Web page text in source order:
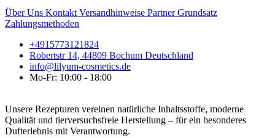
Über Uns Kontakt Versandhinweise PartnerGrundsatz
Zahlungsmethoden
+4915773121824
Robertstr 14, 44809 Bochum Deutschland
info@lilyum-cosmetics.de
Mo-Fr: 10:00 - 18:00
Unsere Rezepturen vereinen natürliche Inhaltsstoffe, moderne
Qualität und tierversuchsfreie Herstellung – für ein besonderes
Dufterlebnis mit Verantwortung.